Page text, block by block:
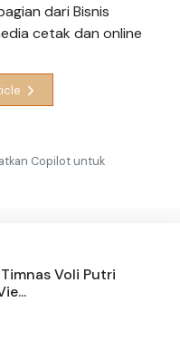
dari Bisnis
cetak dan online
Copilot untuk
Voli Putri